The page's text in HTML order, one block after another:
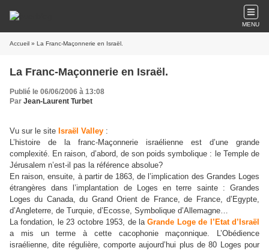
MENU
Accueil » La Franc-Maçonnerie en Israël.
La Franc-Maçonnerie en Israël.
Publié le 06/06/2006 à 13:08
Par Jean-Laurent Turbet
Vu sur le site Israël Valley :
L’histoire de la franc-Maçonnerie israélienne est d’une grande
complexité. En raison, d’abord, de son poids symbolique : le Temple de
Jérusalem n’est-il pas la référence absolue?
En raison, ensuite, à partir de 1863, de l’implication des Grandes Loges
étrangères dans l’implantation de Loges en terre sainte : Grandes
Loges du Canada, du Grand Orient de France, de France, d’Egypte,
d’Angleterre, de Turquie, d’Ecosse, Symbolique d’Allemagne…
La fondation, le 23 octobre 1953, de laGrande Loge de l’Etat d’Israël
a mis un terme à cette cacophonie maçonnique. L’Obédience
israélienne, dite régulière, comporte aujourd’hui plus de 80 Loges pour